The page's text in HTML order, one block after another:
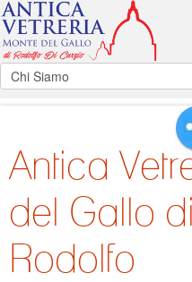
Antica
del Gallo
Rodolfo